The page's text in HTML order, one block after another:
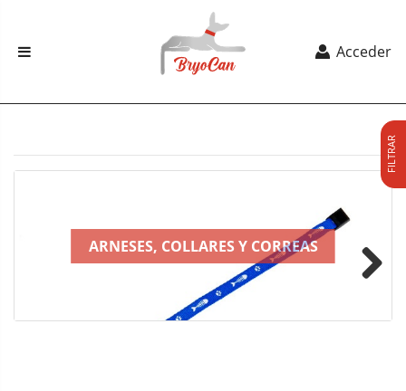
Acceder
ARNESES, COLLARES Y CORREAS
FILTRAR